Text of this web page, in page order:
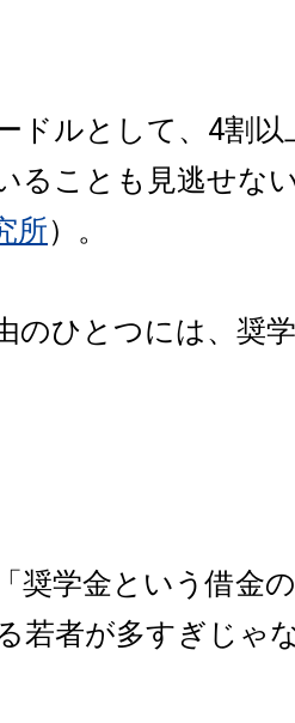
ドルとして、4割以
ることも見逃せな
所）。
のひとつには、奨
奨学金という借金
若者が多すぎじゃ